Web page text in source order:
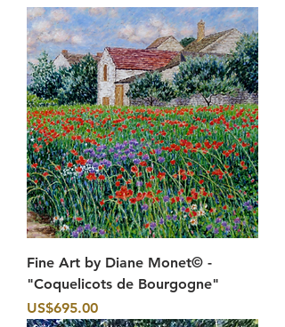
Fine Art by Diane Monet© -
"Coquelicots de Bourgogne"
價格
US$695.00